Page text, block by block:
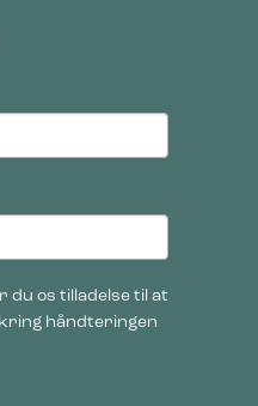
du os tilladelse til at
håndteringen